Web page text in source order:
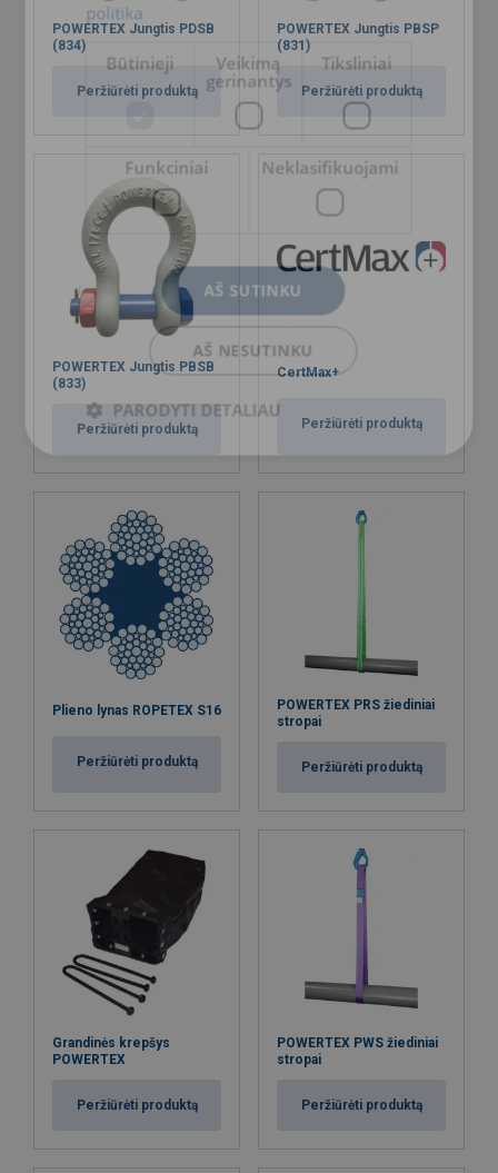
Trumpa informacija apie standartus
Temperatūros diapazonas:
Padengimas:
Standartas:
Dėmesio:
Atsargos koeficientas:
Klasė:
POWERTEX Jungtis PDSB
(834)
Peržiūrėti produktą
POWERTEX Jungtis PBSP
(831)
Peržiūrėti produktą
POWERTEX Jungtis PBSB
(833)
Peržiūrėti produktą
CertMax+
Peržiūrėti produktą
Plieno lynas ROPETEX S16
Peržiūrėti produktą
POWERTEX PRS žiediniai
stropai
Peržiūrėti produktą
Grandinės krepšys
POWERTEX
Peržiūrėti produktą
POWERTEX PWS žiediniai
stropai
Peržiūrėti produktą
politika
Būtinieji
Veikimą
gerinantys
Tiksliniai
Funkciniai Neklasifikuojami
AŠ SUTINKU
AŠ NESUTINKU
PARODYTI DETALIAU